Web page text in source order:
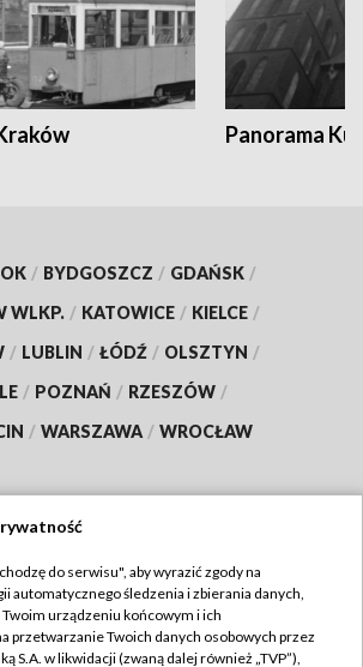
Panorama
/ BYDGOSZCZ / GDAŃSK /
WLKP. / KATOWICE / KIELCE /
/ LUBLIN / ŁÓDŹ / OLSZTYN /
/ POZNAŃ / RZESZÓW /
/ WARSZAWA / WROCŁAW
TVP
Regulamin TVP
do serwisu", aby wyrazić zgody na
automatycznego śledzenia i zbierania danych,
urządzeniu końcowym i ich
przetwarzanie Twoich danych osobowych przez
S.A. w likwidacji (zwaną dalej również „TVP”),